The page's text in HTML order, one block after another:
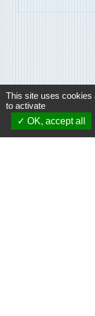
This site uses cookies
to activate
OK, accept all